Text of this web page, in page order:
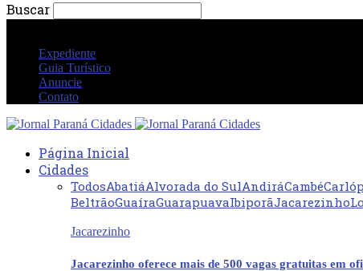
Buscar
Expediente
Guia Turístico
Anuncie
Contato
Página Inicial
Cidades
TodosAbatiáAlvorada do SulAndiráCambé
BeltrãoGuaíraGuarapuavaIbiporãJacarezinho
Jacarezinho
Jacarezinho oferece mais de 500 vagas gratuitas em